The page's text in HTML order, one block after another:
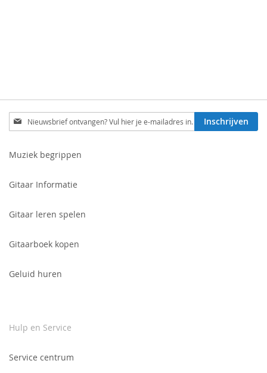
Schrijf
je
voor
Inschrijven
Muziek begrippen
Gitaar Informatie
Gitaar leren spelen
Gitaarboek kopen
Geluid huren
Hulp en Service
Service centrum